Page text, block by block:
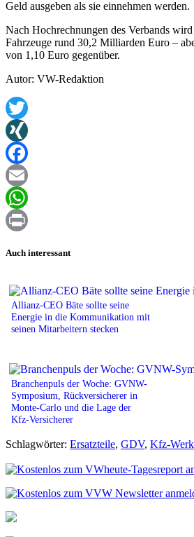
Geld ausgeben als sie einnehmen werden.
Nach Hochrechnungen des Verbands
Fahrzeuge rund 30,2 Milliarden Euro –
von 1,10 Euro gegenüber.
Autor: VW-Redaktion
Twitter
XING
Facebook
Email
WhatsApp
Auch interessant
Allianz-CEO Bäte sollte seine
Energie in die Kommunikation mit
seinen Mitarbeitern stecken
Branchenpuls der Woche: GVNW-
Symposium, Rückversicherer in
Monte-Carlo und die Lage der
Kfz-Versicherer
Schlagwörter: Ersatzteile, GDV, Kfz-